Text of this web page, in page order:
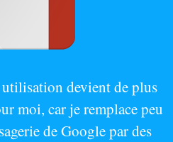
devient de plus
moi, car je remplace peu
de Google par des